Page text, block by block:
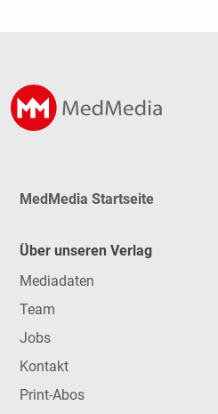
MedMedia Startseite
Über unseren Verlag
Mediadaten
Team
Jobs
Kontakt
Print-Abos